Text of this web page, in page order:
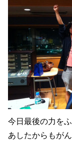
今日最後の力を
あしたからもが